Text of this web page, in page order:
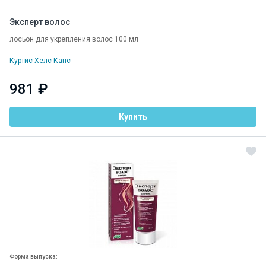
Эксперт волос
лосьон для укрепления волос 100 мл
Куртис Хелс Капс
981 ₽
Купить
Форма выпуска: